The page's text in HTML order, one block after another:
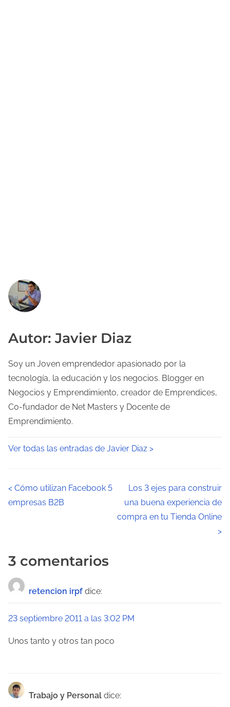
Autor: Javier Diaz
Soy un Joven emprendedor apasionado por la
tecnología, la educación y los negocios. Blogger en
Negocios y Emprendimiento, creador de Emprendices,
Co-fundador de Net Masters y Docente de
Emprendimiento.
Ver todas las entradas de Javier Diaz >
N
a
e
a
c
i
d
< Cómo utilizan Facebook 5
empresas B2B
Los 3 ejes para construir
una buena experiencia de
compra en tu Tienda Online
>
3 comentarios
retencion irpf dice:
23 septiembre 2011 a las 3:02 PM
Unos tanto y otros tan poco
Trabajo y Personal dice: